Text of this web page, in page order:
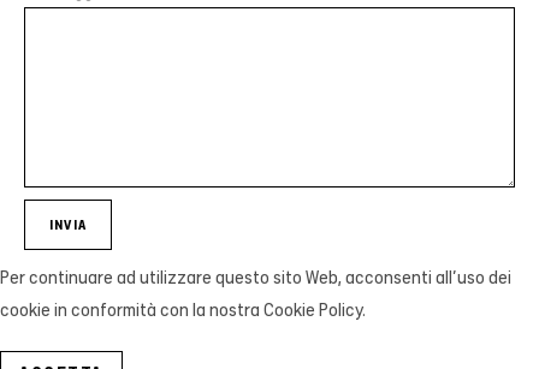
INVIA
Per continuare ad utilizzare questo sito Web, acconsenti all'uso dei
cookie in conformità con la nostra Cookie Policy.